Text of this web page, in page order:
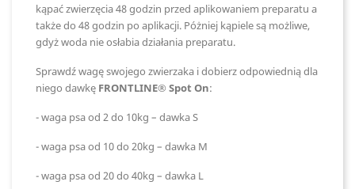
kąpać zwierzęcia 48 godzin przed aplikowaniem preparatu a
także do 48 godzin po aplikacji. Póżniej kąpiele są możliwe,
gdyż woda nie osłabia działania preparatu.
Sprawdź wagę swojego zwierzaka i dobierz odpowiednią dla
niego dawkę FRONTLINE® Spot On:
- waga psa od 2 do 10kg – dawka S
- waga psa od 10 do 20kg – dawka M
- waga psa od 20 do 40kg – dawka L